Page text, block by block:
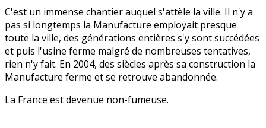
C'est un immense chantier auquel s'attèle la ville. Il n'y a
pas si longtemps la Manufacture employait presque
toute la ville, des générations entières s'y sont succédées
et puis l'usine ferme malgré de nombreuses tentatives,
rien n'y fait. En 2004, des siècles après sa construction la
Manufacture ferme et se retrouve abandonnée.
La France est devenue non-fumeuse.